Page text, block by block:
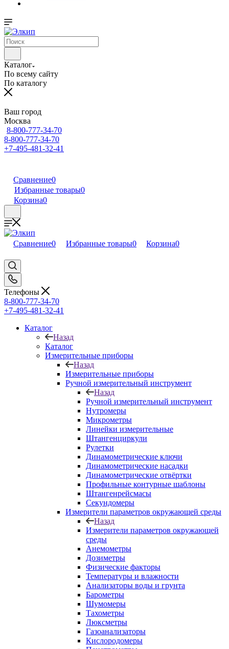
Каталог
По всему сайту
По каталогу
Ваш город
Москва
8-800-777-34-70
8-800-777-34-70
+7-495-481-32-41
Сравнение0
Избранные товары0
Корзина0
Сравнение0 Избранные товары0 Корзина0
Телефоны
8-800-777-34-70
+7-495-481-32-41
Каталог
Назад
Каталог
Измерительные приборы
Назад
Измерительные приборы
Ручной измерительный инструмент
Назад
Ручной измерительный инструмент
Нутромеры
Микрометры
Линейки измерительные
Штангенциркули
Рулетки
Динамометрические ключи
Динамометрические насадки
Динамометрические отвёртки
Профильные контурные шаблоны
Штангенрейсмасы
Секундомеры
Измерители параметров окружающей среды
Назад
Измерители параметров окружающей
среды
Анемометры
Дозиметры
Физические факторы
Температуры и влажности
Анализаторы воды и грунта
Барометры
Шумомеры
Тахометры
Люксметры
Газоанализаторы
Кислородомеры